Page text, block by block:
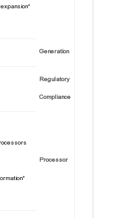
Generation
Regulatory
Compliance
Processor
*Refer to support page for more information